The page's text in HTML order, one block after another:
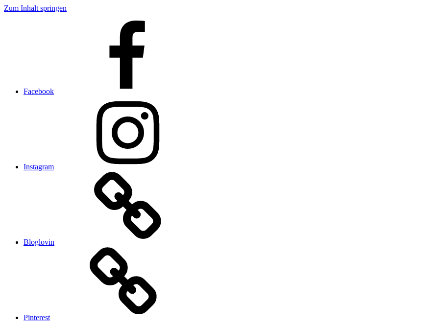
Zum Inhalt springen
Facebook
Instagram
Bloglovin
Pinterest